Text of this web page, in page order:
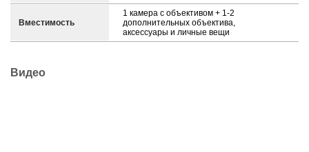
Вместимость
1 камера с объективом + 1-2
дополнительных объектива,
аксессуары и личные вещи
Видео